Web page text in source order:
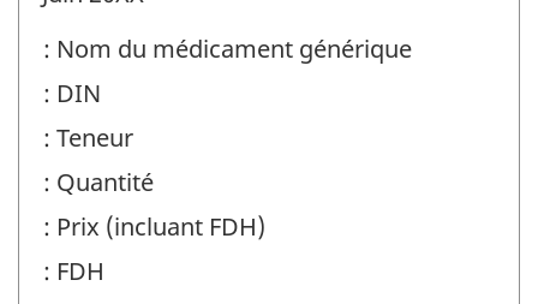
: Nom du médicament générique
: DIN
: Teneur
: Quantité
: Prix (incluant FDH)
: FDH